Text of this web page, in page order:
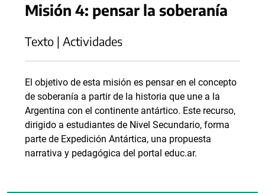
Misión 4: pensar la soberanía
Texto | Actividades
El objetivo de esta misión es pensar en el concepto
de soberanía a partir de la historia que une a la
Argentina con el continente antártico. Este recurso,
dirigido a estudiantes de Nivel Secundario, forma
parte de Expedición Antártica, una propuesta
narrativa y pedagógica del portal educ.ar.